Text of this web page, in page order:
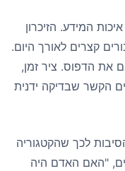
המידע. הזיכרון
קצרים לאורך היום.
את הדפוס. ציר זמן,
הקשר שבדיקה ידנית
לכך שהקטגוריה
"האם האדם היה